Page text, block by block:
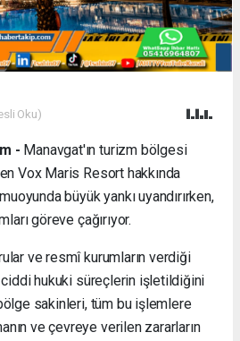
Oku)
- Manavgat'ın turizm bölgesi
Vox Maris Resort hakkında
büyük yankı uyandırırken,
göreve çağırıyor.
ve resmî kurumların verdiği
ciddi hukuki süreçlerin işletildiğini
sakinleri, tüm bu işlemlere
ve çevreye verilen zararların